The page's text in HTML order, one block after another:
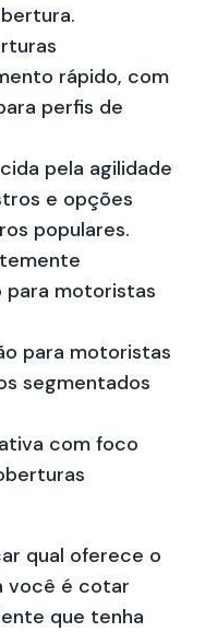
rápido, com
perfis de
pela agilidade
e opções
populares.
motoristas
para motoristas
segmentados
com foco
qual oferece o
você é cotar
que tenha